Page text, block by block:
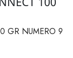
GR NUMERO 9